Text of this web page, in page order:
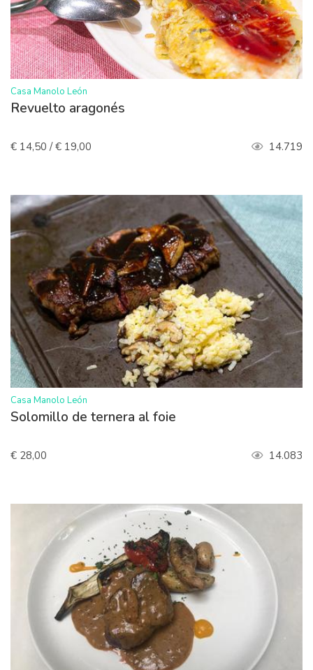
>
Casa Manolo León
Revuelto aragonés
€ 14,50 / € 19,00 14.719
>
Casa Manolo León
Solomillo de ternera al foie
€ 28,00 14.083